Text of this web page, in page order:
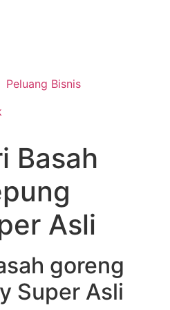
Peluang Bisnis
Basah
Asli
goreng
Super Asli